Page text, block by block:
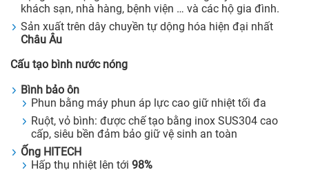
khách sạn, nhà hàng, bệnh viện … và các hộ gia đình.
Sản xuất trên dây chuyền tự dộng hóa hiện đại nhất
Châu Âu
Cấu tạo bình nước nóng
Bình bảo ôn
Phun bằng máy phun áp lực cao giữ nhiệt tối đa
Ruột, vỏ bình: được chế tạo bằng inox SUS304 cao
cấp, siêu bền đảm bảo giữ vệ sinh an toàn
Ống HITECH
Hấp thụ nhiệt lên tới 98%